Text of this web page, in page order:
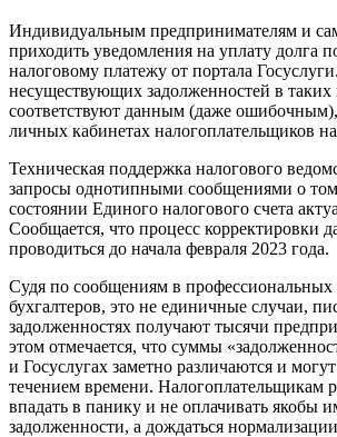
Индивидуальным предпринимателям и
приходить уведомления на уплату долга
налоговому платежу от портала
несуществующих задолженностей в таких
соответствуют данным (даже
личных кабинетах налогоплательщиков
Техническая поддержка налогового
запросы однотипными сообщениями о
состоянии Единого налогового счета
Сообщается, что процесс корректировки
проводиться до начала февраля 2023 года.
Судя по сообщениям в профессиональных
бухгалтеров, это не единичные случаи,
задолженностях получают тысячи
этом отмечается, что суммы
и Госуслугах заметно различаются и
течением времени. Налогоплательщикам
впадать в панику и не оплачивать якобы
задолженности, а дождаться